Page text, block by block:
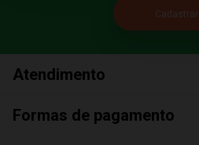
Atendimento
Formas de pagamento